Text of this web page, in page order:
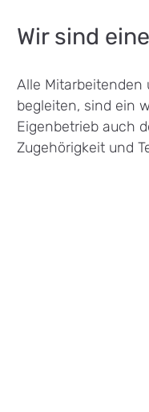
Wir sind
Alle Mitarbeitenden
begleiten, sind ein
Eigenbetrieb auch
Zugehörigkeit und